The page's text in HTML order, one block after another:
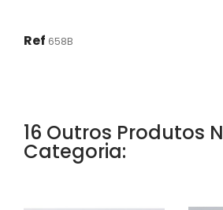
Ref 658B
16 Outros Produtos
Categoria: